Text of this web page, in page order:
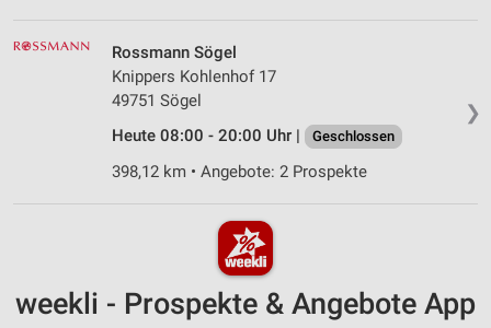
❯
Rossmann Sögel
Knippers Kohlenhof 17
49751 Sögel
Heute 08:00 - 20:00 Uhr |
Geschlossen
398,12 km • Angebote: 2 Prospekte
weekli - Prospekte & Angebote App